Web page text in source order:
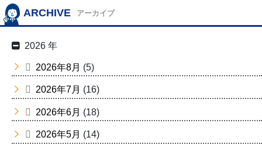
ARCHIVE アーカイブ
2026 年
2026年8月 (5)
2026年7月 (16)
2026年6月 (18)
2026年5月 (14)